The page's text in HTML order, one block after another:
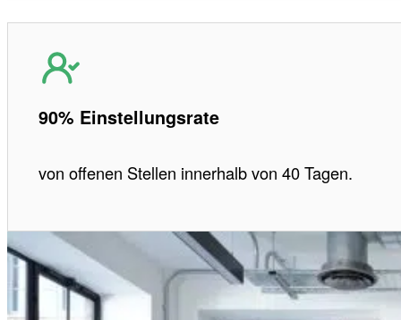
90% Einstellungsrate
von offenen Stellen innerhalb von 40 Tagen.